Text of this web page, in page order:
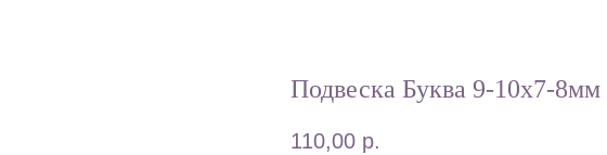
Подвеска Буква 9-10х7-
110,00 р.